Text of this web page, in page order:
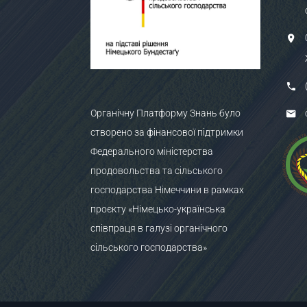
Органічну Платформу Знань було
створено за фінансової підтримки
Федерального міністерства
продовольства та сільського
господарства Німеччини в рамках
проєкту «Німецько-українська
співпраця в галузі органічного
сільського господарства»